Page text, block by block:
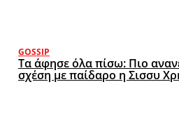
GOSSIP
Τα άφησε όλα πίσω: Πιο
σχέση με παίδαρο η Σισσυ